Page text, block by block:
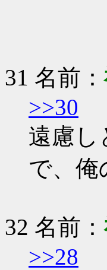
31 名前：
>>30
遠慮し
で、俺
32 名前：
>>28